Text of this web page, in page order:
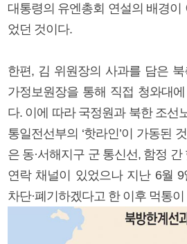
대통령의 유엔총회 연설의 배경이
었던 것이다.
한편, 김 위원장의 사과를 담은
가정보원장을 통해 직접 청와대
다. 이에 따라 국정원과 북한 조선
통일전선부의 ‘핫라인’이 가동된
은 동·서해지구 군 통신선, 함정
연락 채널이 있었으나 지난 6월
차단·폐기하겠다고 한 이후 먹통이